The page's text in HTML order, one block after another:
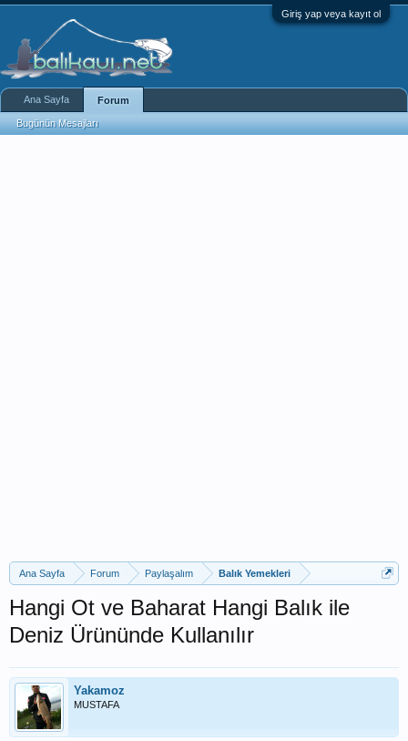
Giriş yap veya kayıt ol
Ana Sayfa Forum Paylaşalım Balık Yemekleri
Hangi Ot ve Baharat Hangi Balık ile
Deniz Ürününde Kullanılır
Yakamoz
MUSTAFA
Ana Sayfa Forum
Bugünün Mesajları